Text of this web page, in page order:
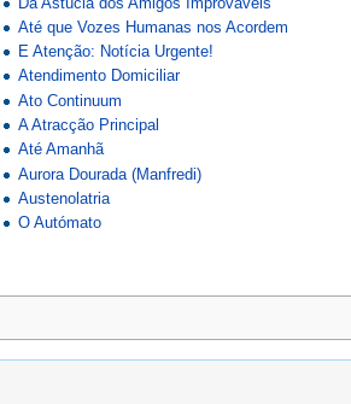
Até que Vozes Humanas nos Acordem
E Atenção: Notícia Urgente!
Atendimento Domiciliar
Ato Continuum
A Atracção Principal
Até Amanhã
Aurora Dourada (Manfredi)
Austenolatria
O Autómato